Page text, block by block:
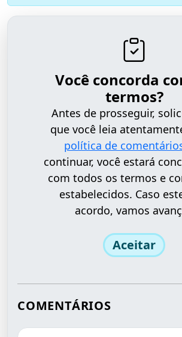
Você concorda
termos?
Antes de prosseguir,
que você leia
política de
continuar, você estará
com todos os termos e
estabelecidos. Caso
acordo, vamos
Aceitar
COMENTÁRIOS